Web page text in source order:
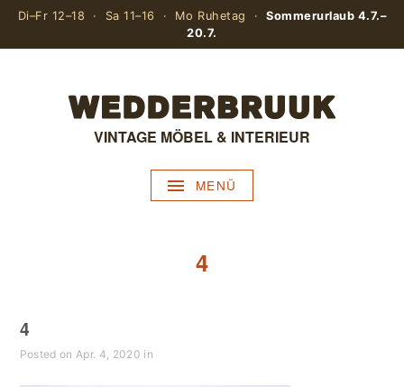
Di–Fr 12–18 · Sa 11–16 · Mo Ruhetag ·Sommerurlaub 4.7.–
20.7.
VINTAGE MÖBEL & INTERIEUR
MENÜ
4
4
Posted on Apr. 4, 2020 in